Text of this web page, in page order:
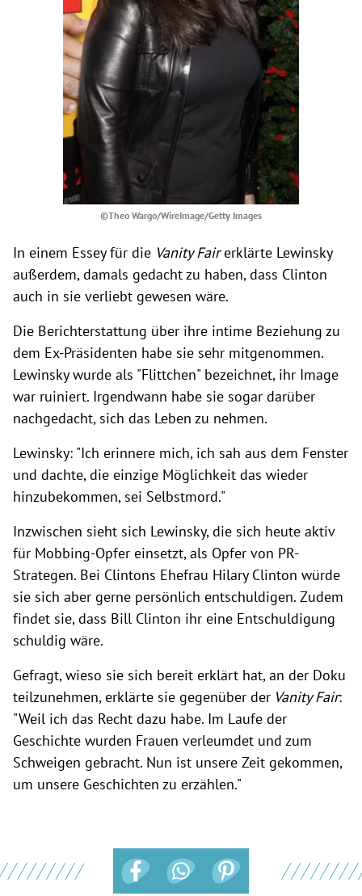
©Theo Wargo/WireImage/Getty Images
In einem Essey für die Vanity Fairerklärte Lewinsky
außerdem, damals gedacht zu haben, dass Clinton
auch in sie verliebt gewesen wäre.
Die Berichterstattung über ihre intime Beziehung zu
dem Ex-Präsidenten habe sie sehr mitgenommen.
Lewinsky wurde als "Flittchen" bezeichnet, ihr Image
war ruiniert. Irgendwann habe sie sogar darüber
nachgedacht, sich das Leben zu nehmen.
Lewinsky: "Ich erinnere mich, ich sah aus dem Fenster
und dachte, die einzige Möglichkeit das wieder
hinzubekommen, sei Selbstmord."
Inzwischen sieht sich Lewinsky, die sich heute aktiv
für Mobbing-Opfer einsetzt, als Opfer von PR-
Strategen. Bei Clintons Ehefrau Hilary Clinton würde
sie sich aber gerne persönlich entschuldigen. Zudem
findet sie, dass Bill Clinton ihr eine Entschuldigung
schuldig wäre.
Gefragt, wieso sie sich bereit erklärt hat, an der Doku
teilzunehmen, erklärte sie gegenüber der Vanity Fair:
"Weil ich das Recht dazu habe. Im Laufe der
Geschichte wurden Frauen verleumdet und zum
Schweigen gebracht. Nun ist unsere Zeit gekommen,
um unsere Geschichten zu erzählen."